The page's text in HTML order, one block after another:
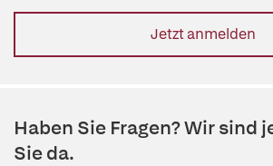
Jetzt anmelden
Haben Sie Fragen? Wir sind
Sie da.